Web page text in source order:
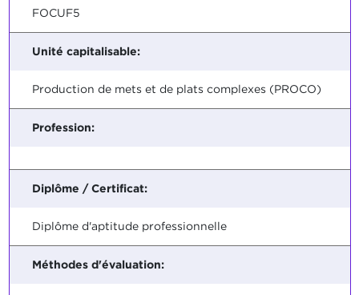
FOCUF5
Unité capitalisable:
Production de mets et de plats complexes (PROCO)
Profession:
Diplôme / Certificat:
Diplôme d'aptitude professionnelle
Méthodes d'évaluation: